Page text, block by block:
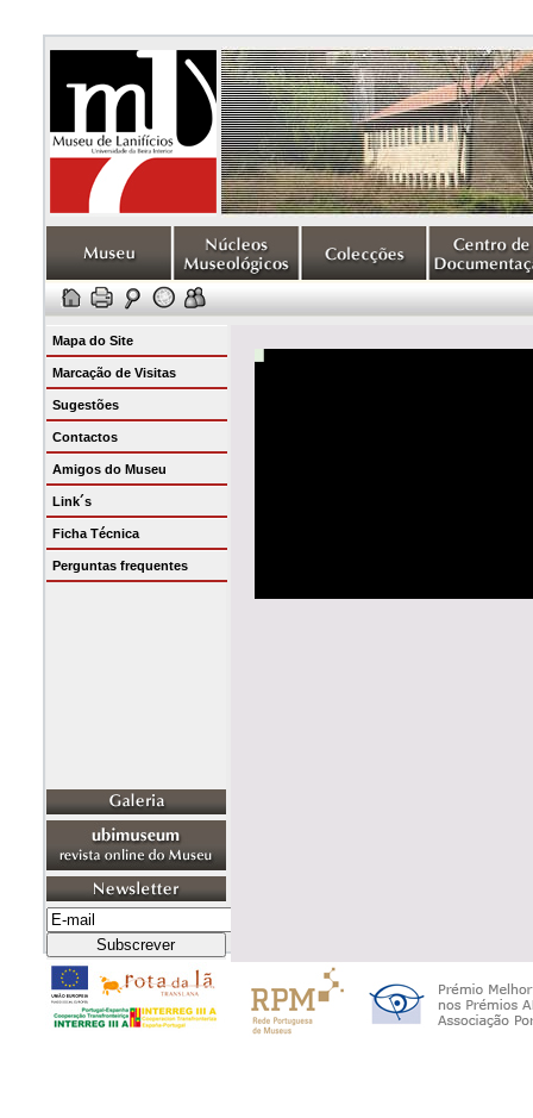
Mapa do Site
Marcação de Visitas
Sugestões
Contactos
Amigos do Museu
Link´s
Ficha Técnica
Perguntas frequentes